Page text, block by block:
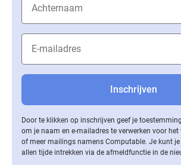
Door te klikken op inschrijven geef je
om je naam en e-mailadres te verwerken voor het
of meer mailings namens Computable. Je kunt
allen tijde intrekken via de af­meld­func­tie in de